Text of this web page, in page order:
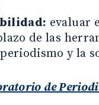
evaluar
de las
y la
de